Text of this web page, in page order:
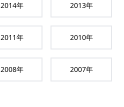
2014年 2013年
2011年 2010年
2008年 2007年